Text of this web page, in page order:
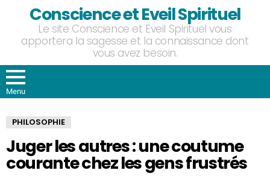
Conscience et Eveil Spirituel
Le site Conscience et Eveil Spirituel vous
apportera la sagesse et la connaissance dont
vous avez besoin.
Menu
PHILOSOPHIE
Juger les autres : une coutume
courante chez les gens frustrés